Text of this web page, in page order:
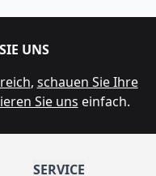
UNS
, schauen Sie Ihre
Sie uns einfach.
SERVICE